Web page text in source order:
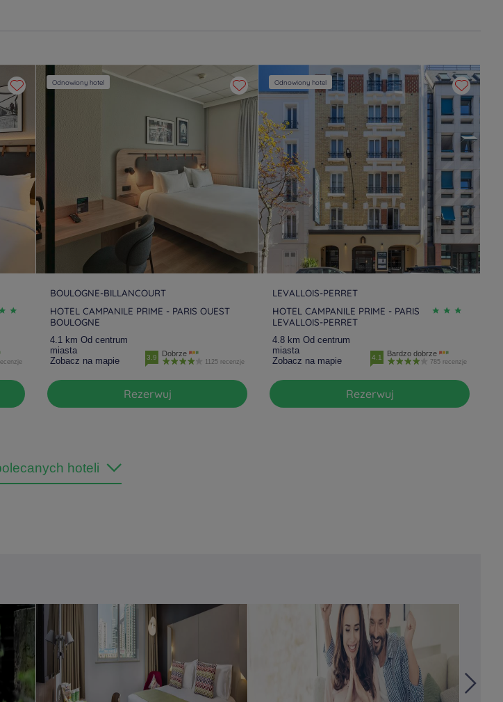
Odnowiony hotel
BOULOGNE-BILLANCOURT
HOTEL CAMPANILE PRIME - PARIS OUEST
BOULOGNE
4.1 km Od centrum
miasta
Zobacz na mapie
3.9 Dobrze
1125 recenzje
Rezerwuj
Odnowiony hotel
LEVALLOIS-PERRET
HOTEL CAMPANILE PRIME - PARIS
LEVALLOIS-PERRET
4.8 km Od centrum
miasta
Zobacz na mapie
4.1 Bardzo dobrze
785 recenzje
Rezerwuj
polecanych hoteli